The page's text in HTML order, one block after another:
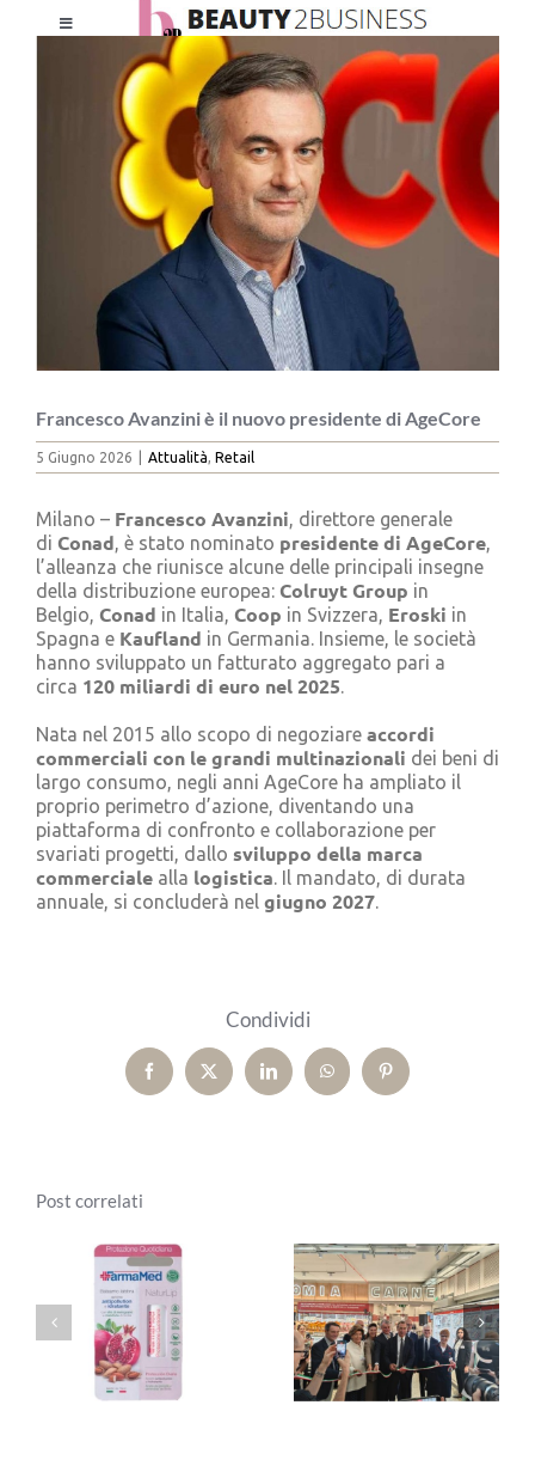
Toggle
NEWSLETTER
CATEGORIE
Cerca
per:
Francesco Avanzini è il nuovo presidente di AgeCore
5 Giugno 2026 Attualità, Retail
Milano – Francesco Avanzini, direttore generale
di Conad, è stato nominato presidente di AgeCore,
l’alleanza che riunisce alcune delle principali insegne
della distribuzione europea: Colruyt Group in
Belgio, Conad in Italia, Coop in Svizzera, Eroski in
Spagna e Kaufland in Germania. Insieme, le società
hanno sviluppato un fatturato aggregato pari a
circa 120 miliardi di euro nel 2025.
Nata nel 2015 allo scopo di negoziare accordi
commerciali con le grandi multinazionali dei beni di
largo consumo, negli anni AgeCore ha ampliato il
proprio perimetro d’azione, diventando una
piattaforma di confronto e collaborazione per
svariati progetti, dallo sviluppo della marca
commerciale alla logistica. Il mandato, di durata
annuale, si concluderà nel giugno 2027.
Condividi
FacebookX LinkedInWhatsAppPinterest
Post correlati